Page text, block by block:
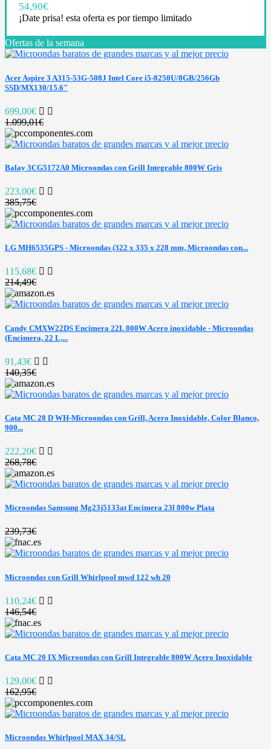
54,90€
¡Date prisa! esta oferta es por tiempo limitado
Ofertas de la semana
Acer Aspire 3 A315-53G-508J Intel Core i5-8250U/8GB/256Gb
SSD/MX130/15.6"
699,00€
1.099,01€
Balay 3CG5172A0 Microondas con Grill Integrable 800W Gris
223,00€
385,75€
LG MH6535GPS - Microondas (322 x 335 x 228 mm, Microondas con...
115,68€
214,49€
Candy CMXW22DS Encimera 22L 800W Acero inoxidable - Microondas
(Encimera, 22 L,...
91,43€
140,35€
Cata MC 28 D WH-Microondas con Grill, Acero Inoxidable, Color Blanco,
900...
222,20€
268,78€
Microondas Samsung Mg23j5133at Encimera 23l 800w Plata
239,73€
Microondas con Grill Whirlpool mwd 122 wh 20
110,24€
146,54€
Cata MC 20 IX Microondas con Grill Integrable 800W Acero Inoxidable
129,00€
162,95€
Microondas Whirlpool MAX 34/SL